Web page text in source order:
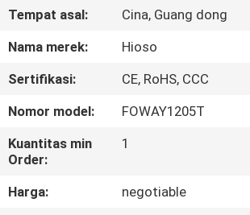
VIDEO
TENTANG
KAMI
TUR
PABRIK
Tempat asal:
Cina, Guang dong
Nama merek:
Hioso
Sertifikasi:
CE, RoHS, CCC
Nomor model:
FOWAY1205T
Kuantitas min
Order:
1
Harga:
negotiable